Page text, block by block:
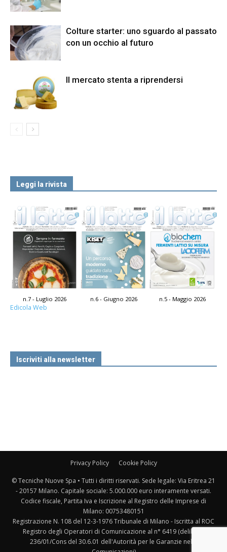
Colture starter: uno sguardo al passato
con un occhio al futuro
Il mercato stenta a riprendersi
Leggi la rivista
n.7 - Luglio 2026 n.6 - Giugno 2026 n.5 - Maggio 2026
Edicola Web
Iscriviti alla newsletter
Privacy Policy Cookie Policy
© Tecniche Nuove Spa • Tutti i diritti riservati. Sede legale: Via Eritrea 21
- 20157 Milano. Capitale sociale: 5.000.000 euro interamente versati.
Codice fiscale, Partita Iva e Iscrizione al Registro delle Imprese di
Milano: 00753480151
Registrazione N. 108 del 12-3-1976 Tribunale di Milano - Iscritta al ROC
Registro degli Operatori di Comunicazione al n° 6419 (delibera
236/01/Cons del 30.6.01 dell'Autorità per le Garanzie nelle